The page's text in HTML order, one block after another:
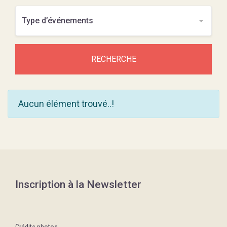
RECHERCHE
Aucun élément trouvé..!
Inscription à la Newsletter